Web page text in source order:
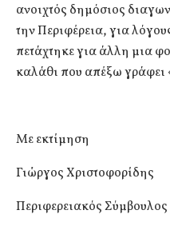
ανοιχτός δημόσιος
την Περιφέρεια, για
πετάχτηκε για άλλη μια
καλάθι που απέξω γράφει
Με εκτίμηση
Γιώργος Χριστοφορίδης
Περιφερειακός Σύμβουλος